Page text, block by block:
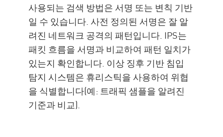
사용되는 검색 방법은 서명 또는 변칙 기반
일 수 있습니다. 사전 정의된 서명은 잘 알
려진 네트워크 공격의 패턴입니다. IPS는
패킷 흐름을 서명과 비교하여 패턴 일치가
있는지 확인합니다. 이상 징후 기반 침입
탐지 시스템은 휴리스틱을 사용하여 위협
을 식별합니다(예: 트래픽 샘플을 알려진
기준과 비교).